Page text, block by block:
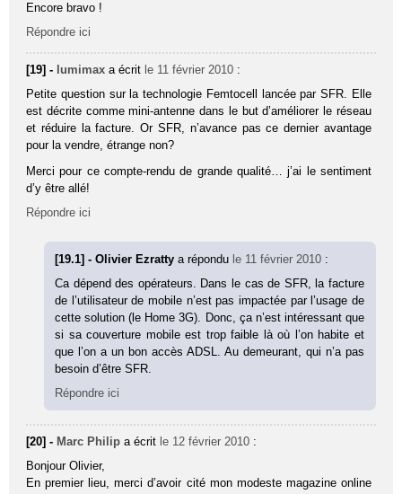
Encore bravo !
Répondre ici
[19] - lumimax a écrit le 11 février 2010 :
Petite question sur la technologie Femtocell lancée par SFR. Elle
est décrite comme mini-antenne dans le but d’améliorer le réseau
et réduire la facture. Or SFR, n’avance pas ce dernier avantage
pour la vendre, étrange non?
Merci pour ce compte-rendu de grande qualité… j’ai le sentiment
d’y être allé!
Répondre ici
[19.1] - Olivier Ezrattya répondu le 11 février 2010 :
Ca dépend des opérateurs. Dans le cas de SFR, la facture
de l’utilisateur de mobile n’est pas impactée par l’usage de
cette solution (le Home 3G). Donc, ça n’est intéressant que
si sa couverture mobile est trop faible là où l’on habite et
que l’on a un bon accès ADSL. Au demeurant, qui n’a pas
besoin d’être SFR.
Répondre ici
[20] - Marc Philip a écrit le 12 février 2010 :
Bonjour Olivier,
En premier lieu, merci d’avoir cité mon modeste magazine online